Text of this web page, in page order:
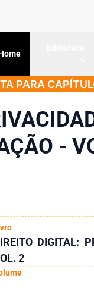
PARA
-
DIGITAL:
2